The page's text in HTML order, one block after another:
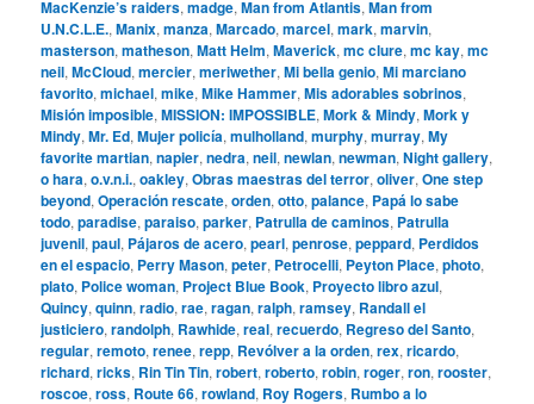
MacKenzie’s raiders,madge,Man from Atlantis,Man from
U.N.C.L.E.,Manix,manza,Marcado,marcel,mark,marvin,
masterson,matheson,Matt Helm,Maverick,mc clure,mc kay,mc
neil,McCloud,mercier,meriwether,Mi bella genio,Mi marciano
favorito,michael,mike,Mike Hammer,Mis adorables sobrinos,
Misión imposible,MISSION: IMPOSSIBLE,Mork & Mindy,Mork y
Mindy,Mr. Ed,Mujer policía,mulholland,murphy,murray,My
favorite martian,napier,nedra,neil,newlan,newman,Night gallery,
o hara,o.v.n.i.,oakley,Obras maestras del terror,oliver,One step
beyond,Operación rescate,orden,otto,palance, Papá lo sabe
todo,paradise,paraiso,parker, Patrulla de caminos, Patrulla
juvenil,paul, Pájaros de acero,pearl,penrose,peppard, Perdidos
en el espacio, Perry Mason,peter, Petrocelli, Peyton Place,photo,
plato, Police woman, Project Blue Book, Proyecto libro azul,
Quincy,quinn,radio,rae,ragan,ralph,ramsey, Randall el
justiciero,randolph, Rawhide,real,recuerdo, Regreso del Santo,
regular,remoto,renee,repp, Revólver a la orden,rex,ricardo,
richard,ricks, Rin Tin Tin,robert,roberto,robin,roger,ron,rooster,
roscoe,ross, Route 66,rowland, Roy Rogers, Rumbo a lo